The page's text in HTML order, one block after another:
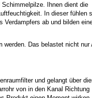
Ihnen dient die
In dieser fühlen
ab und bilden
Das belastet nicht nur
und gelangt über
von in den Kanal Richtung